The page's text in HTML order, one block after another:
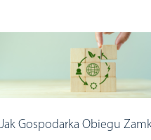
Jak Gospodarka Obiegu